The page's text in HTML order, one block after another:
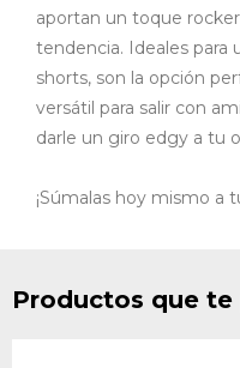
aportan un toque
tendencia. Ideales para
shorts, son la opción
versátil para salir con
darle un giro edgy a tu
¡Súmalas hoy mismo a
Productos que